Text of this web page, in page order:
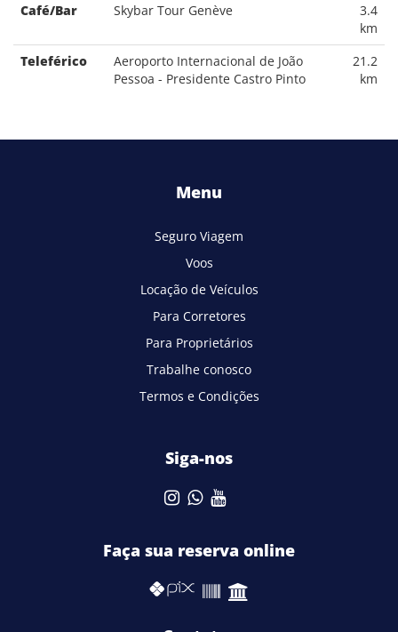
Café/Bar
Skybar Tour Genève
3.4
km
Teleférico
Aeroporto Internacional de João
Pessoa - Presidente Castro Pinto
21.2
km
Menu
Seguro Viagem
Voos
Locação de Veículos
Para Corretores
Para Proprietários
Trabalhe conosco
Termos e Condições
Siga-nos
Faça sua reserva online